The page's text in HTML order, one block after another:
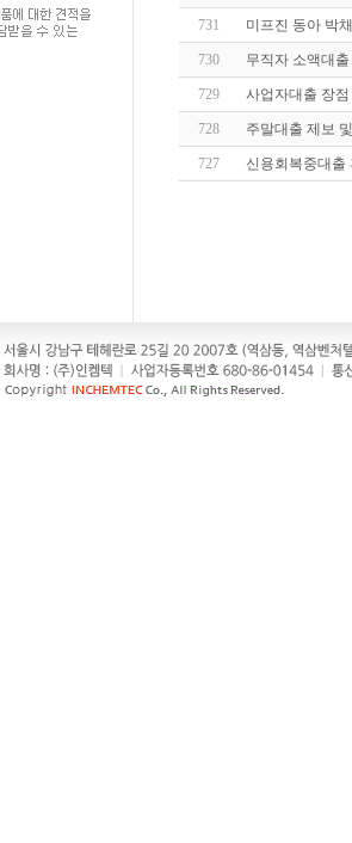
731 미프진 동아 박
730 무직자 소액대
729 사업자대출 장
728 주말대출 제보
727 신용회복중대출